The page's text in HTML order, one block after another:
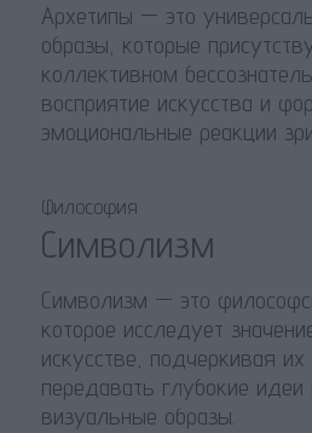
Архетипы — это
образы, которые
коллективном
восприятие искусства и
эмоциональные реакции
Философия
Символизм
Символизм — это
которое исследует
искусстве, подчеркивая их
передавать глубокие идеи
визуальные образы.